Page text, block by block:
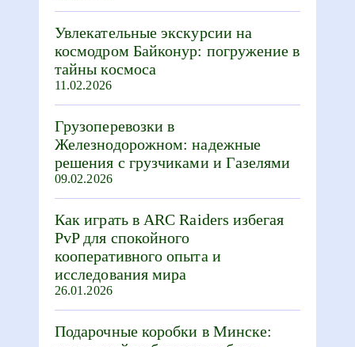
Увлекательные экскурсии на
космодром Байконур: погружение в
тайны космоса
11.02.2026
Грузоперевозки в
Железнодорожном: надежные
решения с грузчиками и Газелями
09.02.2026
Как играть в ARC Raiders избегая
PvP для спокойного
кооперативного опыта и
исследования мира
26.01.2026
Подарочные коробки в Минске: